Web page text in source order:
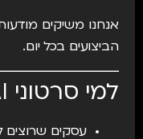
אנחנו משיקים
הביצועים בכל יום.
למי סרטוני AI מתאימים?
עסקים שרוצים